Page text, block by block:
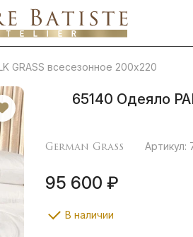
GRASS всесезонное 200х220
65140 Одеяло
German Grass Артикул:
95 600 ₽
В наличии